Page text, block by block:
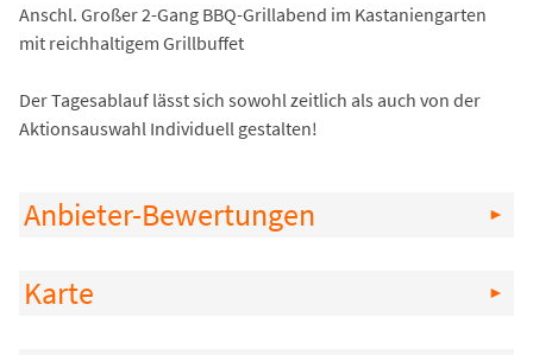
Anschl. Großer 2-Gang BBQ-Grillabend im Kastaniengarten
mit reichhaltigem Grillbuffet
Der Tagesablauf lässt sich sowohl zeitlich als auch von der
Aktionsauswahl Individuell gestalten!
Anbieter-Bewertungen
Karte